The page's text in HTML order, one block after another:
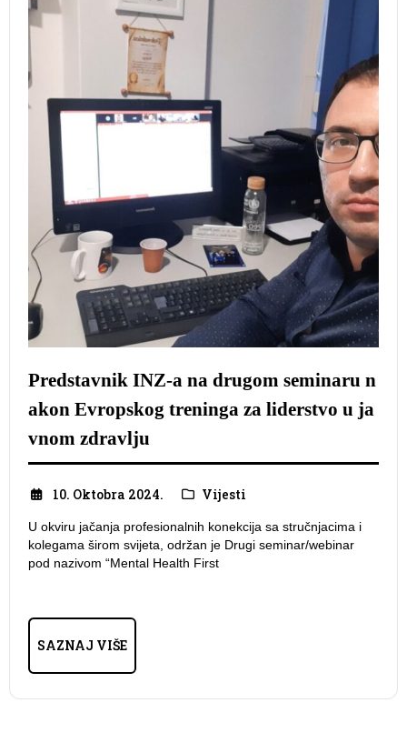
Predstavnik INZ-a na drugom seminaru n
akon Evropskog treninga za liderstvo u ja
vnom zdravlju
10. Oktobra 2024. Vijesti
U okviru jačanja profesionalnih konekcija sa stručnjacima i
kolegama širom svijeta, održan je Drugi seminar/webinar
pod nazivom “Mental Health First
SAZNAJ VIŠE